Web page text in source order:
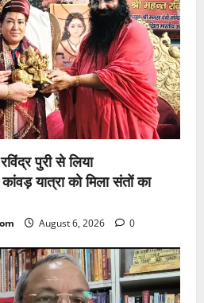
पुरी से लिया
यात्रा को मिला संतों का
August 6, 2026 0